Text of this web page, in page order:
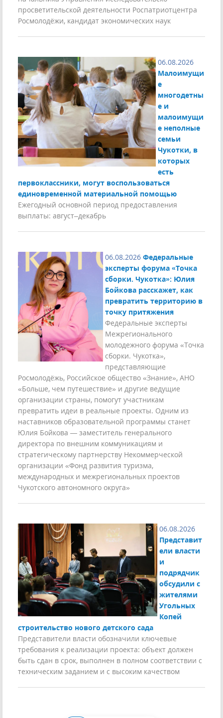
просветительской деятельности Роспатриотцентра
Росмолодёжи, кандидат экономических наук
06.08.2026
Малоимущи
е
многодетны
е и
малоимущи
е неполные
семьи
Чукотки, в
которых
есть
первоклассники, могут воспользоваться
единовременной материальной помощью
Ежегодный основной период предоставления
выплаты: август–декабрь
06.08.2026 Федеральные
эксперты форума «Точка
сборки. Чукотка»: Юлия
Бойкова расскажет, как
превратить территорию в
точку притяжения
Федеральные эксперты
Межрегионального
молодежного форума «Точка
сборки. Чукотка»,
представляющие
Росмолодёжь, Российское общество «Знание», АНО
«Больше, чем путешествие» и другие ведущие
организации страны, помогут участникам
превратить идеи в реальные проекты. Одним из
наставников образовательной программы станет
Юлия Бойкова — заместитель генерального
директора по внешним коммуникациям и
стратегическому партнерству Некоммерческой
организации «Фонд развития туризма,
международных и межрегиональных проектов
Чукотского автономного округа»
06.08.2026
Представит
ели власти
и
подрядчик
обсудили с
жителями
Угольных
Копей
строительство нового детского сада
Представители власти обозначили ключевые
требования к реализации проекта: объект должен
быть сдан в срок, выполнен в полном соответствии с
техническим заданием и с высоким качеством